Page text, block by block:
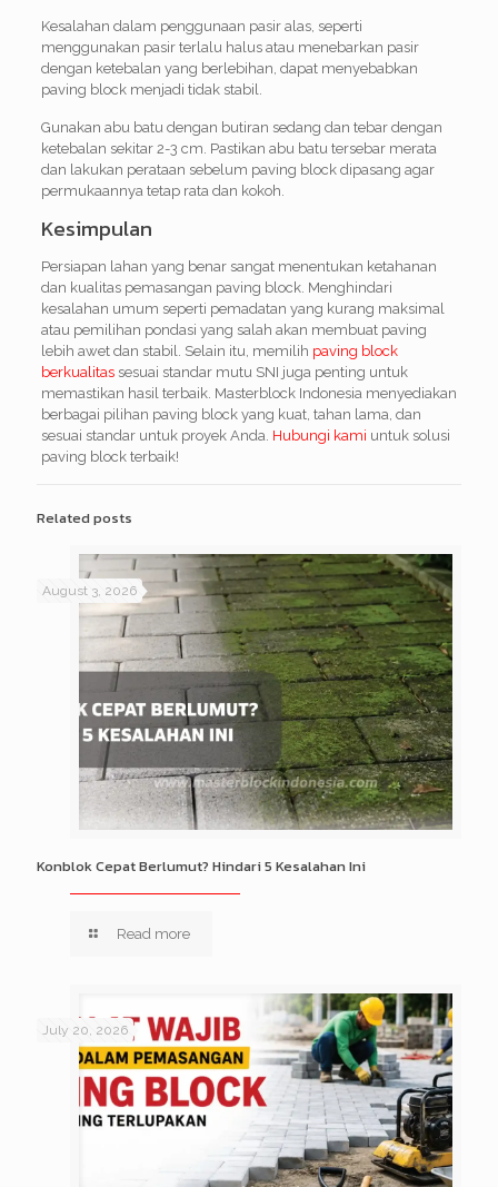
Kesalahan dalam penggunaan pasir alas, seperti
menggunakan pasir terlalu halus atau menebarkan pasir
dengan ketebalan yang berlebihan, dapat menyebabkan
paving block menjadi tidak stabil.
Gunakan abu batu dengan butiran sedang dan tebar dengan
ketebalan sekitar 2-3 cm. Pastikan abu batu tersebar merata
dan lakukan perataan sebelum paving block dipasang agar
permukaannya tetap rata dan kokoh.
Kesimpulan
Persiapan lahan yang benar sangat menentukan ketahanan
dan kualitas pemasangan paving block. Menghindari
kesalahan umum seperti pemadatan yang kurang maksimal
atau pemilihan pondasi yang salah akan membuat paving
lebih awet dan stabil. Selain itu, memilih paving block
berkualitassesuai standar mutu SNI juga penting untuk
memastikan hasil terbaik. Masterblock Indonesia menyediakan
berbagai pilihan paving block yang kuat, tahan lama, dan
sesuai standar untuk proyek Anda. Hubungi kami untuk solusi
paving block terbaik!
Related posts
August 3, 2026
Konblok Cepat Berlumut? Hindari 5 Kesalahan Ini
Read more
July 20, 2026